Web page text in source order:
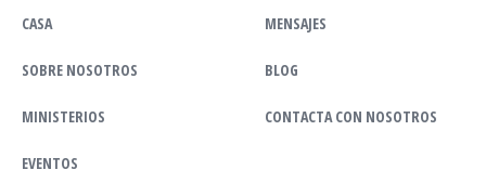
CASA
SOBRE NOSOTROS
MINISTERIOS
EVENTOS
MENSAJES
BLOG
CONTACTA CON NOSOTROS